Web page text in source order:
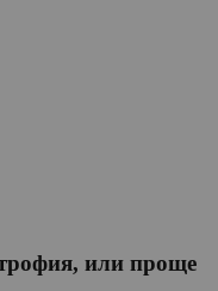
или проще